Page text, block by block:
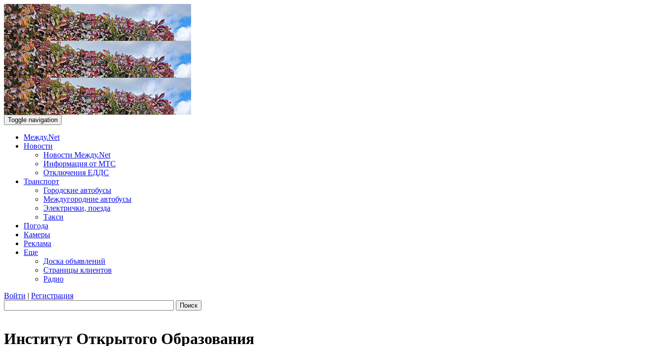
Toggle navigation
Между.Net
Новости
Новости Между.Net
Информация от МТС
Отключения ЕДДС
Транспорт
Городские автобусы
Междугородние автобусы
Электрички, поезда
Такси
Погода
Камеры
Реклама
Еще
Доска объявлений
Страницы клиентов
Радио
Войти | Регистрация
Поиск
Институт Открытого Образования